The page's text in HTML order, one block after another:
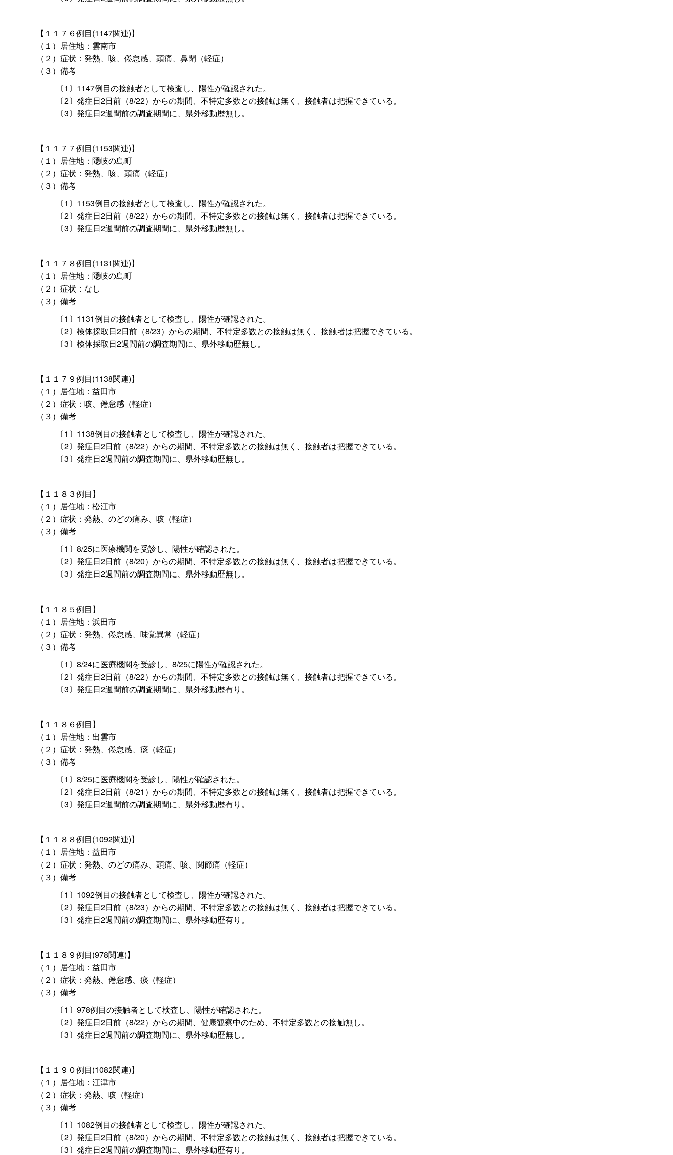
【１１７６例目(1147関連)】
（１）居住地：雲南市
（２）症状：発熱、咳、倦怠感、頭痛、鼻閉（軽症）
（３）備考
〔1〕1147例目の接触者として検査し、陽性が確認された。
〔2〕発症日2日前（8/22）からの期間、不特定多数との接触は無く、接触者は把握できている。
〔3〕発症日2週間前の調査期間に、県外移動歴無し。
【１１７７例目(1153関連)】
（１）居住地：隠岐の島町
（２）症状：発熱、咳、頭痛（軽症）
（３）備考
〔1〕1153例目の接触者として検査し、陽性が確認された。
〔2〕発症日2日前（8/22）からの期間、不特定多数との接触は無く、接触者は把握できている。
〔3〕発症日2週間前の調査期間に、県外移動歴無し。
【１１７８例目(1131関連)】
（１）居住地：隠岐の島町
（２）症状：なし
（３）備考
〔1〕1131例目の接触者として検査し、陽性が確認された。
〔2〕検体採取日2日前（8/23）からの期間、不特定多数との接触は無く、接触者は把握できている。
〔3〕検体採取日2週間前の調査期間に、県外移動歴無し。
【１１７９例目(1138関連)】
（１）居住地：益田市
（２）症状：咳、倦怠感（軽症）
（３）備考
〔1〕1138例目の接触者として検査し、陽性が確認された。
〔2〕発症日2日前（8/22）からの期間、不特定多数との接触は無く、接触者は把握できている。
〔3〕発症日2週間前の調査期間に、県外移動歴無し。
【１１８３例目】
（１）居住地：松江市
（２）症状：発熱、のどの痛み、咳（軽症）
（３）備考
〔1〕8/25に医療機関を受診し、陽性が確認された。
〔2〕発症日2日前（8/20）からの期間、不特定多数との接触は無く、接触者は把握できている。
〔3〕発症日2週間前の調査期間に、県外移動歴無し。
【１１８５例目】
（１）居住地：浜田市
（２）症状：発熱、倦怠感、味覚異常（軽症）
（３）備考
〔1〕8/24に医療機関を受診し、8/25に陽性が確認された。
〔2〕発症日2日前（8/22）からの期間、不特定多数との接触は無く、接触者は把握できている。
〔3〕発症日2週間前の調査期間に、県外移動歴有り。
【１１８６例目】
（１）居住地：出雲市
（２）症状：発熱、倦怠感、痰（軽症）
（３）備考
〔1〕8/25に医療機関を受診し、陽性が確認された。
〔2〕発症日2日前（8/21）からの期間、不特定多数との接触は無く、接触者は把握できている。
〔3〕発症日2週間前の調査期間に、県外移動歴有り。
【１１８８例目(1092関連)】
（１）居住地：益田市
（２）症状：発熱、のどの痛み、頭痛、咳、関節痛（軽症）
（３）備考
〔1〕1092例目の接触者として検査し、陽性が確認された。
〔2〕発症日2日前（8/23）からの期間、不特定多数との接触は無く、接触者は把握できている。
〔3〕発症日2週間前の調査期間に、県外移動歴有り。
【１１８９例目(978関連)】
（１）居住地：益田市
（２）症状：発熱、倦怠感、痰（軽症）
（３）備考
〔1〕978例目の接触者として検査し、陽性が確認された。
〔2〕発症日2日前（8/22）からの期間、健康観察中のため、不特定多数との接触無し。
〔3〕発症日2週間前の調査期間に、県外移動歴無し。
【１１９０例目(1082関連)】
（１）居住地：江津市
（２）症状：発熱、咳（軽症）
（３）備考
〔1〕1082例目の接触者として検査し、陽性が確認された。
〔2〕発症日2日前（8/20）からの期間、不特定多数との接触は無く、接触者は把握できている。
〔3〕発症日2週間前の調査期間に、県外移動歴有り。